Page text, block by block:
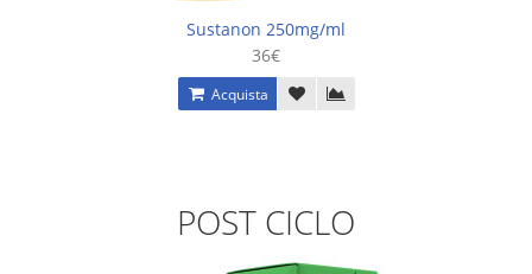
Sustanon 250mg/ml
36€
Acquista
POST CICLO